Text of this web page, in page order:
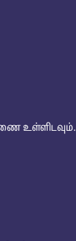
உள்ளிடவும்.